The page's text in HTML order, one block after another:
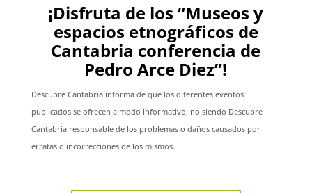
¡Disfruta de los “Museos y
espacios etnográficos de
Cantabria conferencia de
Pedro Arce Diez”!
Descubre Cantabria informa de que los diferentes eventos
publicados se ofrecen a modo informativo, no siendo Descubre
Cantabria responsable de los problemas o daños causados por
erratas o incorrecciones de los mismos.